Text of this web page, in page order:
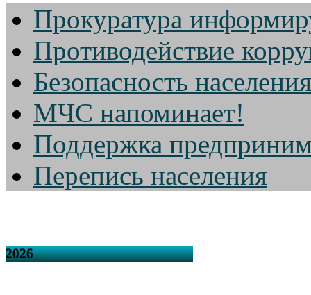
Прокуратура
Противодействие
Безопасность населения
МЧС напоминает!
Поддержка
Перепись населения
2026